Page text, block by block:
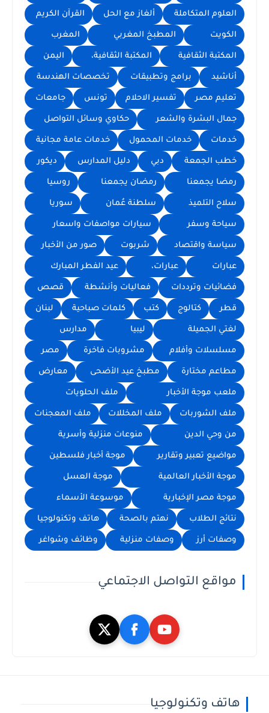
العلوم المتكاملة ألغاز مع الحل القرآن الكريم
الكويت المطبخ المغربي المغرب
المكتبة الثقافية المكتبة الثقافية، اليمن
أناشيد برامج وتطبيقات تخصصات الهندسة
تعليم مصر تفسير الاحلام تونس جامعات
جمال البشرة والشعر حكاوي وسائل التواصل
خدمات خدمات المحمول خدمات عامة مجانية
خطب الجمعة دبي دليل المدارس ديكور
رمضا يجمعنا رمضان يجمعنا روسيا
سلاح التلميذ سلطنة عُمان سوريا
سياحة وسفر سيارات مواصفات واسعار
سياسة واقتصاد شربوت صور من الأخبار
عبارات عبارات، عيد الفطر المبارك
فضائيات وترددات فعاليات وأنشطة قصص
قطر كتالوج كتب كلمات صباحية لبنان
لغتي الجميلة ليبيا مدارس
مسلسلات وأفلام مشروبات فاخرة مصر
مطاعم مختارة مطبخ عيد الأضحى معارض
ملعب موجة الأخبار ملف الحلويات
ملف الشوربات ملف المخللات ملف المعجنات
من وحي الدين منوعات منزلية وأسرية
مواضيع تعبير وتقارير موجة أخبار فلسطين
موجة الأخبار العالمية موجة العسل
موجة مصر الإخبارية موسوعة الأسماء
نتائج الطلاب نهتم بالصحة هاتف وتكنولوجيا
وصفات أرز وصفات منزلية وظائف وشواغر
مواقع التواصل الاجتماعي
هاتف وتكنولوجيا